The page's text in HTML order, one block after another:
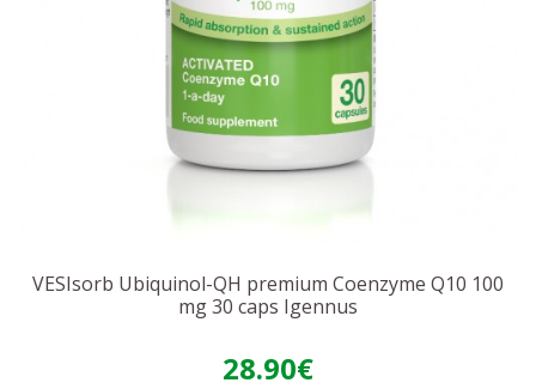
VESIsorb Ubiquinol-QH premium Coenzyme Q10 100
mg 30 caps Igennus
28.90€